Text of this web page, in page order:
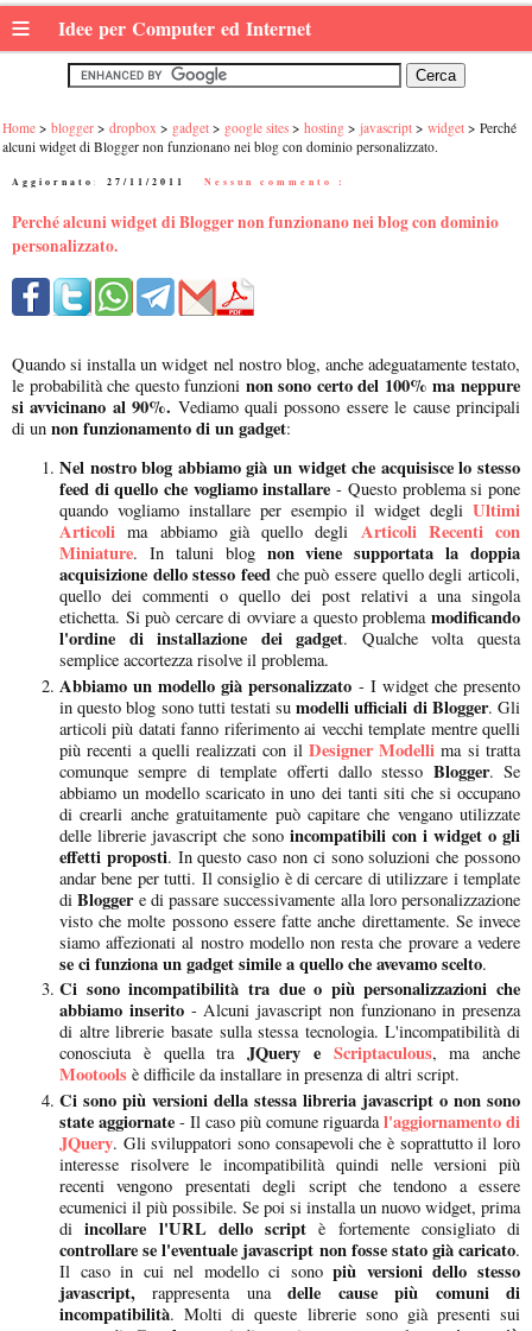
≡ Idee per Computer ed Internet
Home blogger dropbox gadget google sites hosting javascript widget
Perché
alcuni widget di Blogger non funzionano nei blog con dominio personalizzato.
Aggiornato: 27/11/2011 Nessun commento :
Perché alcuni widget di Blogger non funzionano nei blog con dominio
personalizzato.
Quando si installa un widget nel nostro blog, anche adeguatamente testato,
le probabilità che questo funzioni non sono certo del 100% ma neppure
si avvicinano al 90%. Vediamo quali possono essere le cause principali
di un non funzionamento di un gadget:
Nel nostro blog abbiamo già un widget che acquisisce lo stesso
feed di quello che vogliamo installare - Questo problema si pone
quando vogliamo installare per esempio il widget degli Ultimi
Articoli ma abbiamo già quello degli Articoli Recenti con
Miniature. In taluni blog non viene supportata la doppia
acquisizione dello stesso feed che può essere quello degli articoli,
quello dei commenti o quello dei post relativi a una singola
etichetta. Si può cercare di ovviare a questo problema modificando
l'ordine di installazione dei gadget. Qualche volta questa
semplice accortezza risolve il problema.
Abbiamo un modello già personalizzato - I widget che presento
in questo blog sono tutti testati sumodelli ufficiali di Blogger. Gli
articoli più datati fanno riferimento ai vecchi template mentre quelli
più recenti a quelli realizzati con il Designer Modelli ma si tratta
comunque sempre di template offerti dallo stesso Blogger. Se
abbiamo un modello scaricato in uno dei tanti siti che si occupano
di crearli anche gratuitamente può capitare che vengano utilizzate
delle librerie javascript che sono incompatibili con i widget o gli
effetti proposti. In questo caso non ci sono soluzioni che possono
andar bene per tutti. Il consiglio è di cercare di utilizzare i template
di Bloggere di passare successivamente alla loro personalizzazione
visto che molte possono essere fatte anche direttamente. Se invece
siamo affezionati al nostro modello non resta che provare a vedere
se ci funziona un gadget simile a quello che avevamo scelto.
Ci sono incompatibilità tra due o più personalizzazioni che
abbiamo inserito- Alcuni javascript non funzionano in presenza
di altre librerie basate sulla stessa tecnologia. L'incompatibilità di
conosciuta è quella tra JQuery e Scriptaculous, ma anche
Mootools è difficile da installare in presenza di altri script.
Ci sono più versioni della stessa libreria javascript o non sono
state aggiornate - Il caso più comune riguardal'aggiornamento di
JQuery. Gli sviluppatori sono consapevoli che è soprattutto il loro
interesse risolvere le incompatibilità quindi nelle versioni più
recenti vengono presentati degli script che tendono a essere
ecumenici il più possibile. Se poi si installa un nuovo widget, prima
di incollare l'URL dello script è fortemente consigliato di
controllare se l'eventuale javascript non fosse stato già caricato.
Il caso in cui nel modello ci sonopiù versioni dello stesso
javascript, rappresenta unadelle cause più comuni di
incompatibilità. Molti di queste librerie sono già presenti sui